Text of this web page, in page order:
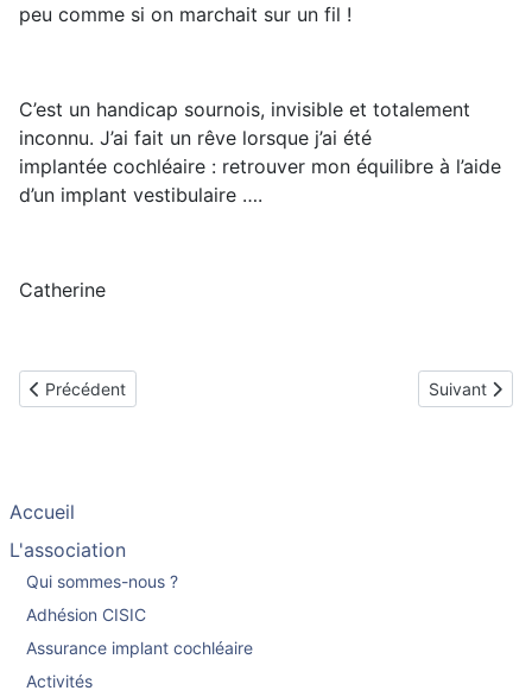
peu comme si on marchait sur un fil !
C’est un handicap sournois, invisible et totalement
inconnu. J’ai fait un rêve lorsque j’ai été
implantée cochléaire : retrouver mon équilibre à l’aide
d’un implant vestibulaire ….
Catherine
Article précédent : IRM : retours d’expériences d'adhérents
Précédent Article
Suivant
Accueil
L'association
Qui sommes-nous ?
Adhésion CISIC
Assurance implant cochléaire
Activités